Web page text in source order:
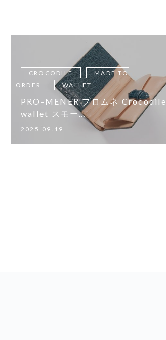
CROCODILE
MADE TO
ORDER
WALLET
PRO-MENER プロムネ
wallet スモー…
2025.09.19